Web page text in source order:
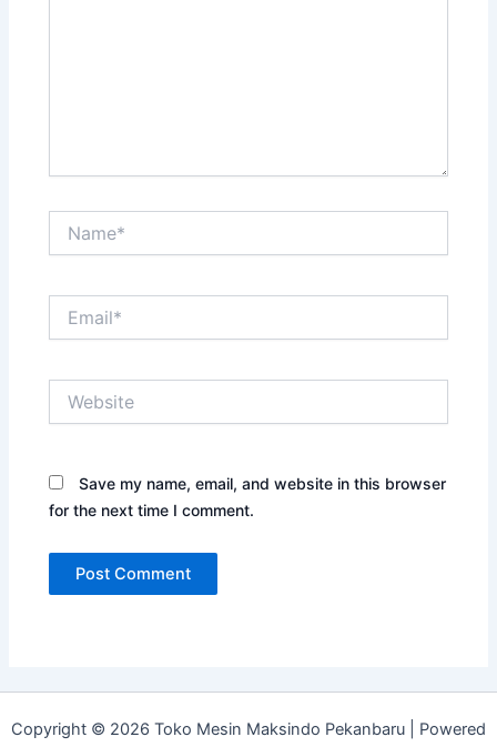
Save my name, email, and website in this browser
for the next time I comment.
Copyright © 2026 Toko Mesin Maksindo Pekanbaru | Powered